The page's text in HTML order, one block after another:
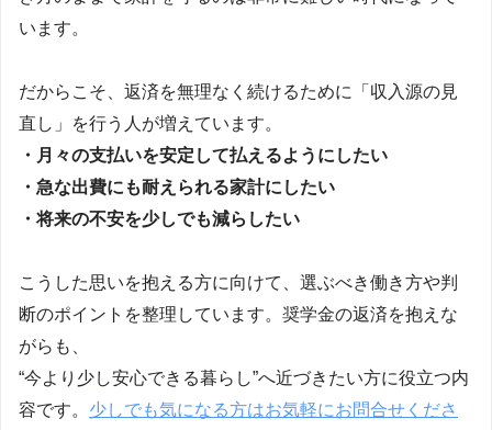
います。
だからこそ、返済を無理なく続けるために「収入源の見
直し」を行う人が増えています。
・月々の支払いを安定して払えるようにしたい
・急な出費にも耐えられる家計にしたい
・将来の不安を少しでも減らしたい
こうした思いを抱える方に向けて、選ぶべき働き方や判
断のポイントを整理しています。奨学金の返済を抱えな
がらも、
“今より少し安心できる暮らし”へ近づきたい方に役立つ内
容です。 少しでも気になる方はお気軽にお問合せくださ